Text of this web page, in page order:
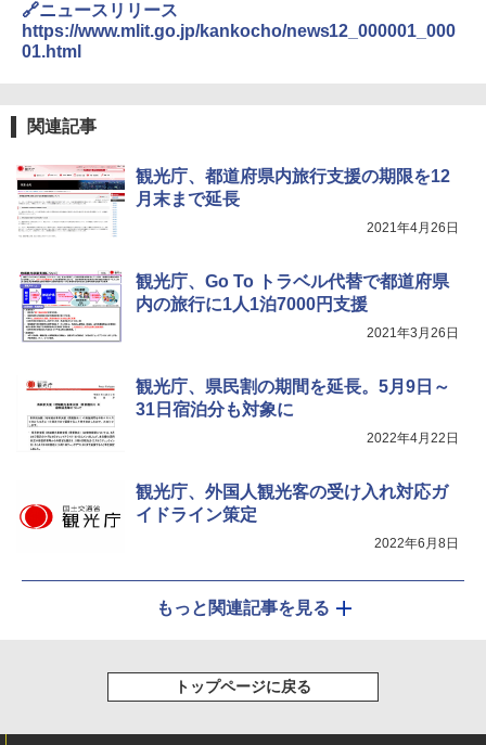
￥5,999
￥9,990
広げるだけ パッとサッとテント キューブワ
イド ブラックコーティング フルクローズ メ
ッシュ 4人用 簡単設置 ポップアップテント P
￥-
コンパクト 保冷力長持ち
ンパクト多機能設計 持ち運び便利 アウトド
ア/オフィス/教育現場/展示会用 緑
電動エアーポンプ SUP用 20PSI 電動ポンプ
ゴムボート 空気入れ 空気抜き 自動停止 過熱
保護 日光可読lcd 7種類ノズル付き
￥7,884
🔗ニュースリリース
https://www.mlit.go.jp/kankocho/news12_000001_000
01.html
関連記事
観光庁、都道府県内旅行支援の期限を12
月末まで延長
2021年4月26日
観光庁、Go To トラベル代替で都道府県
内の旅行に1人1泊7000円支援
2021年3月26日
観光庁、県民割の期間を延長。5月9日～
31日宿泊分も対象に
2022年4月22日
観光庁、外国人観光客の受け入れ対応ガ
イドライン策定
2022年6月8日
もっと関連記事を見る
トップページに戻る